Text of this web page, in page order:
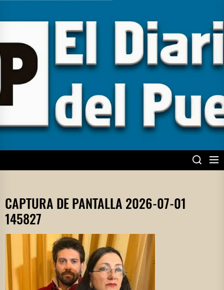
content
EL DIARIO DEL
PUEBLO
CAPTURA DE PANTALLA 2026-07-01
145827